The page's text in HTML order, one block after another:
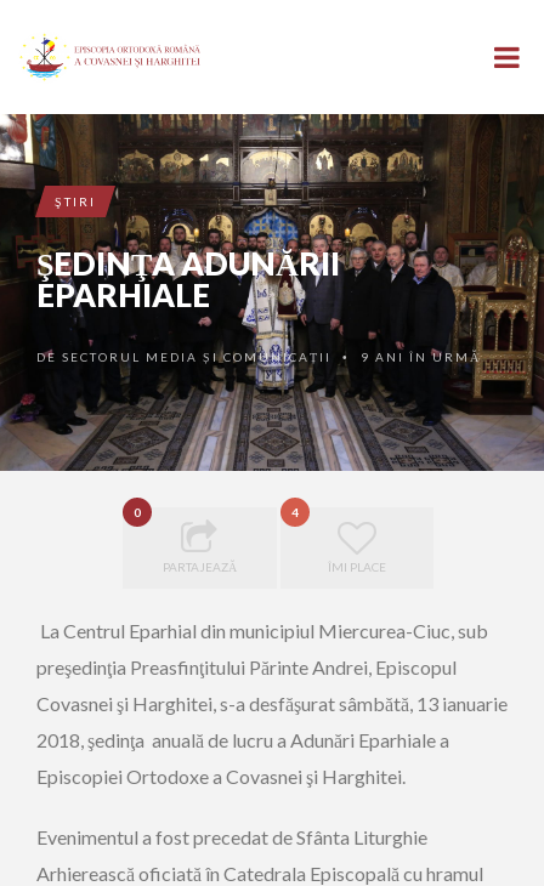
ŞTIRI
ŞEDINŢA ADUNĂRII
EPARHIALE
DE SECTORUL MEDIA ȘI COMUNICAȚII • 9 ANI ÎN URMĂ
0
PARTAJEAZĂ
4
ÎMI PLACE
La Centrul Eparhial din municipiul Miercurea-Ciuc, sub
preşedinţia Preasfinţitului Părinte Andrei, Episcopul
Covasnei şi Harghitei, s-a desfăşurat sâmbătă, 13 ianuarie
2018, şedinţa anuală de lucru a Adunări Eparhiale a
Episcopiei Ortodoxe a Covasnei şi Harghitei.
Evenimentul a fost precedat de Sfânta Liturghie
Arhierească oficiată în Catedrala Episcopală cu hramul